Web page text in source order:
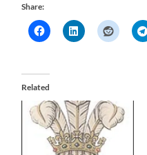
Share:
Related